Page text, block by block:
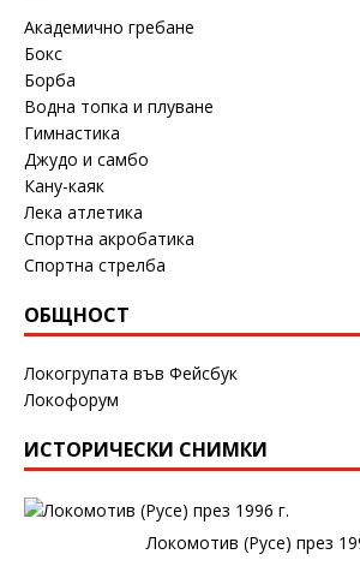
Академично гребане
Бокс
Борба
Водна топка и плуване
Гимнастика
Джудо и самбо
Кану-каяк
Лека атлетика
Спортна акробатика
Спортна стрелба
ОБЩНОСТ
Локогрупата във Фейсбук
Локофорум
ИСТОРИЧЕСКИ СНИМКИ
Локомотив (Русе) през